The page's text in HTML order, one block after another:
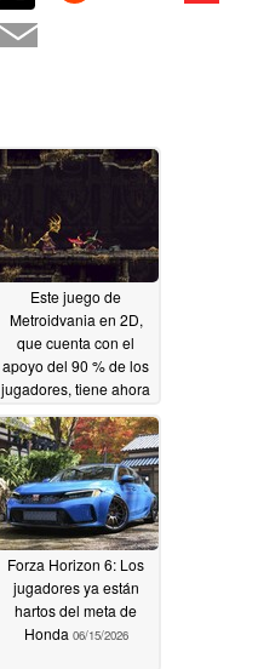
Este juego de
Metroidvania en 2D,
que cuenta con el
apoyo del 90 % de los
jugadores, tiene ahora
en Steam06/17/2026
Forza Horizon 6: Los
jugadores ya están
hartos del meta de
Honda 06/15/2026